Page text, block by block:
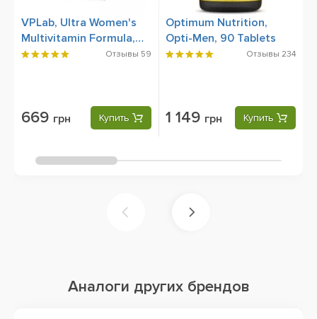
VPLab, Ultra Women's
Multivitamin Formula,
90 Caplets
Отзывы 59
669 грн Купить
Optimum Nutrition,
Opti-Men, 90 Tablets
Отзывы 234
1 149 грн Купить
Аналоги других брендов